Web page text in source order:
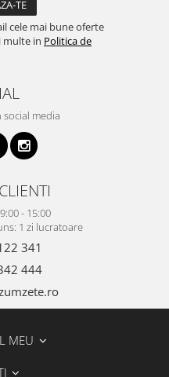
cele mai bune oferte
multe in Politica de
social media
- 15:00
1 zi lucratoare
341
444
MEU